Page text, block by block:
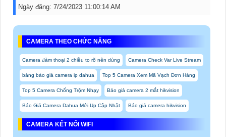
Ngày đăng: 7/24/2023 11:00:14 AM
CAMERA THEO CHỨC NĂNG
Camera đàm thoại 2 chiều to rõ nên dùng Camera Check Var Live Stream
bảng báo giá camera ip dahua Top 5 Camera Xem Mã Vạch Đơn Hàng
Top 5 Camera Chống Trộm Nhạy Báo giá camera 2 mắt hikvision
Báo Giá Camera Dahua Mới Up Cập Nhật Báo giá camera hikvision
CAMERA KẾT NỐI WIFI